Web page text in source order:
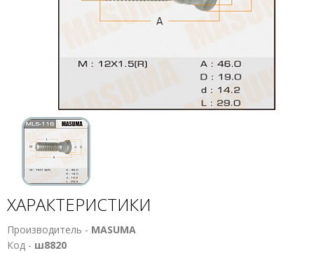
ХАРАКТЕРИСТИКИ
Производитель - MASUMA
Код - ш8820